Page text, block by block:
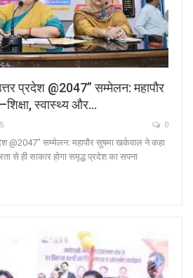
प्रदेश @2047” सम्मेलन: महापौर
स्वास्थ्य और…
0
@2047” सम्मेलन: महापौर सुषमा खर्कवाल ने कहा
से ही साकार होगा समृद्ध प्रदेश का सपना